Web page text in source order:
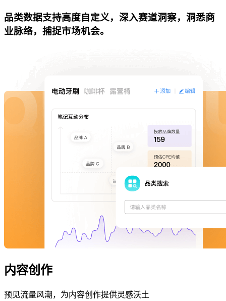
品类数据支持高度自定义，深入赛道洞察，洞悉商
业脉络，捕捉市场机会。
内容创作
预见流量风潮，为内容创作提供灵感沃土